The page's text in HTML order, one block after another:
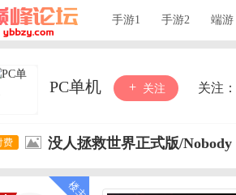
手游1 手游2 端游
PC单机 关注 关注：
没人拯救世界正式版/Nobody